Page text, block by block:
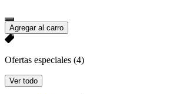
Agregar al carro
Ofertas especiales (4)
Ver todo